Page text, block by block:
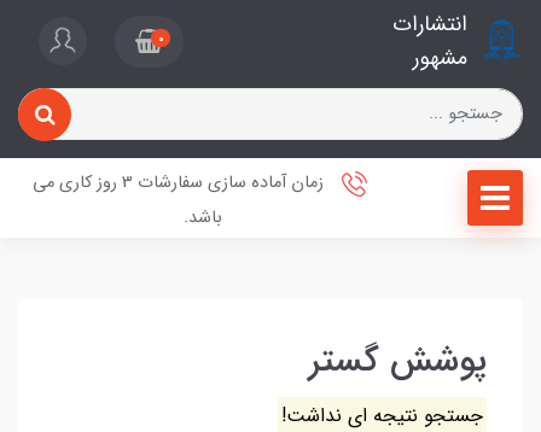
انتشارات
مشهور
0
زمان آماده سازی سفارشات 3 روز کاری می
باشد.
پوشش گستر
جستجو نتیجه ای نداشت!